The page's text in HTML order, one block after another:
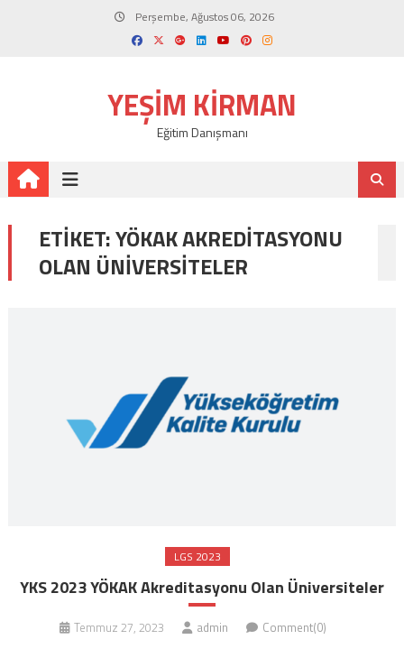
Perşembe, Ağustos 06, 2026
YEŞIM KIRMAN
Eğitim Danışmanı
ETIKET:YÖKAK AKREDITASYONU
OLAN ÜNIVERSITELER
LGS 2023
YKS 2023 YÖKAK Akreditasyonu Olan Üniversiteler
Temmuz 27, 2023 admin Comment(0)